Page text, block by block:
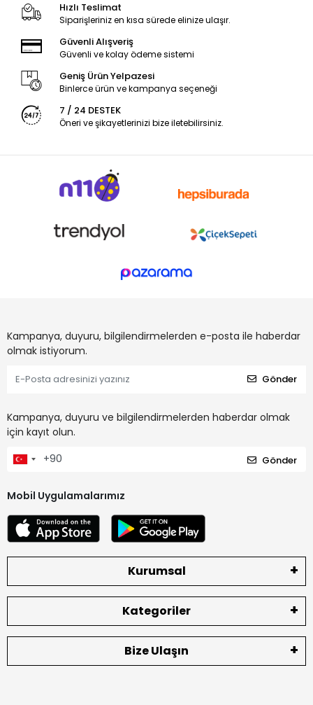
Hızlı Teslimat
Siparişleriniz en kısa sürede elinize ulaşır.
Güvenli Alışveriş
Güvenli ve kolay ödeme sistemi
Geniş Ürün Yelpazesi
Binlerce ürün ve kampanya seçeneği
7 / 24 DESTEK
Öneri ve şikayetlerinizi bize iletebilirsiniz.
Kampanya, duyuru, bilgilendirmelerden e-posta ile haberdar
olmak istiyorum.
Gönder
Kampanya, duyuru ve bilgilendirmelerden haberdar olmak
için kayıt olun.
Gönder
Mobil Uygulamalarımız
Kurumsal
Kategoriler
Bize Ulaşın